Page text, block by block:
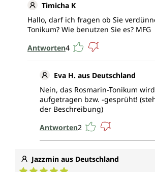
Timicha K
Hallo, darf ich fragen ob Sie
Tonikum? Wie benutzen Sie es? MFG
Antworten4
Eva H. aus Deutschland
Nein, das Rosmarin-Tonikum
aufgetragen bzw. -gesprüht!
der Beschreibung)
Antworten2
Jazzmin aus Deutschland